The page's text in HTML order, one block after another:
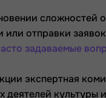
сложностей
или отправки
задаваемые
экспертная
деятелей культуры